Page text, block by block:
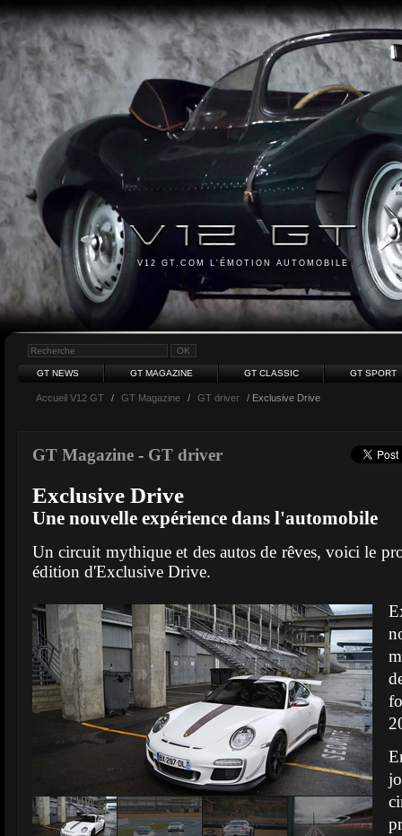
V12 GT.COM L'ÉMOTION AUTOMOBILE
GT NEWS GT MAGAZINE GT CLASSIC GT SPORT
Accueil V12 GT / GT Magazine / GT driver / Exclusive Drive
GT Magazine - GT driver
Exclusive Drive
Une nouvelle expérience dans l'automobile
Un circuit mythique et des autos de rêves, voici le
édition d'Exclusive Drive.